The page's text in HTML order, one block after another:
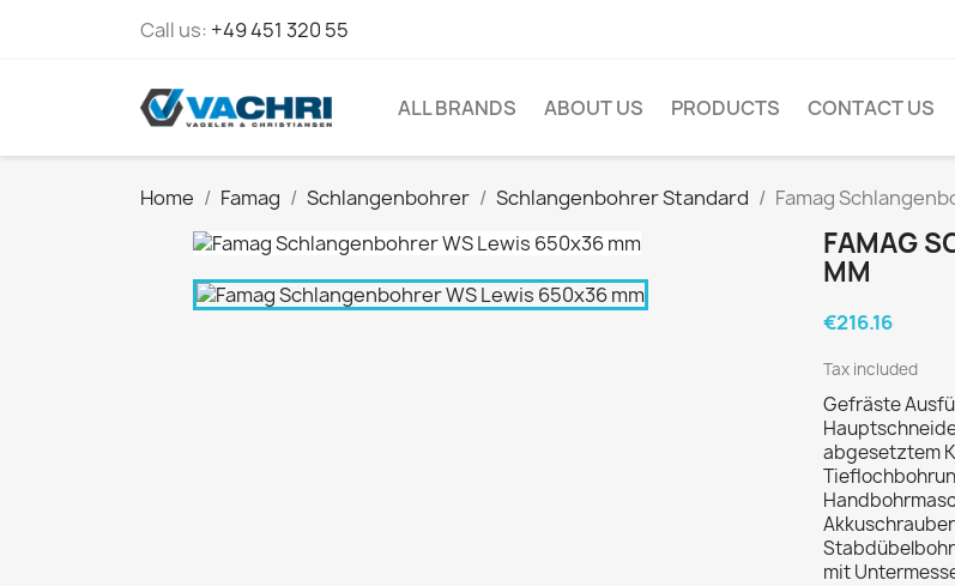
Call us: +49 451 320 55
ALL BRANDS ABOUT US PRODUCTS CONTACT US
Home Famag Schlangenbohrer Schlangenbohrer Standard Famag
FAMAG
MM
€216.16
Tax included
Gefräste
abgesetztem
mit